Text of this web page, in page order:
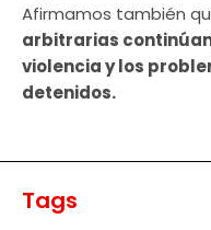
Afirmamos también
arbitrarias
violencia y los
detenidos.
Tags